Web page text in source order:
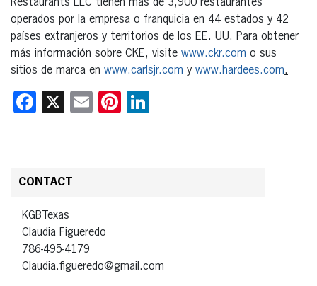
Restaurants LLC tienen más de 3,900 restaurantes
operados por la empresa o franquicia en 44 estados y 42
países extranjeros y territorios de los EE. UU. Para obtener
más información sobre CKE, visite www.ckr.com o sus
sitios de marca en www.carlsjr.com y www.hardees.com.
Facebook
X EmailPinterest
CONTACT
KGBTexas
Claudia Figueredo
786-495-4179
Claudia.figueredo@gmail.com